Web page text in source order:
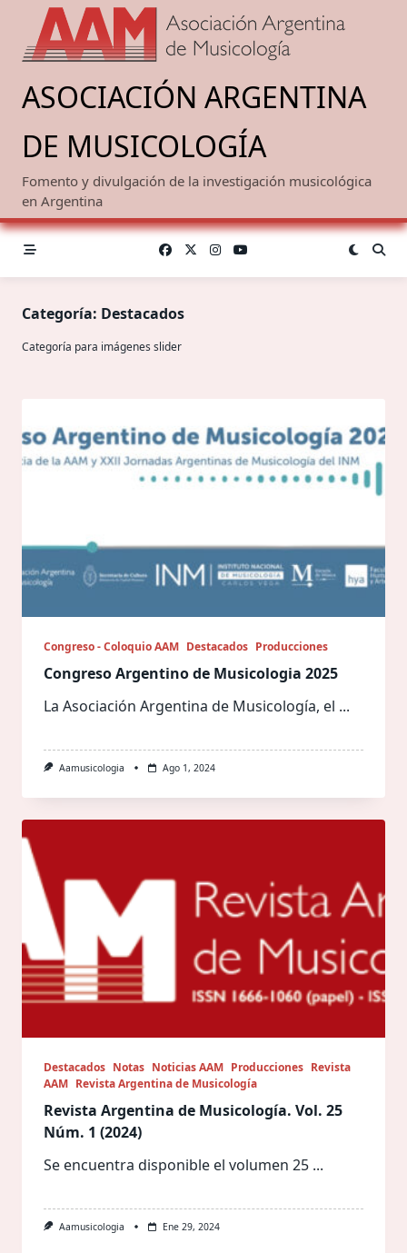
contenido
ASOCIACIÓN ARGENTINA
DE MUSICOLOGÍA
Fomento y divulgación de la investigación musicológica
en Argentina
Categoría: Destacados
Categoría para imágenes slider
Congreso - Coloquio AAM Destacados Producciones
Congreso Argentino de Musicologia 2025
La Asociación Argentina de Musicología, el ...
Aamusicologia Ago 1, 2024
Destacados Notas Noticias AAM Producciones Revista
AAM Revista Argentina de Musicología
Revista Argentina de Musicología. Vol. 25
Núm. 1 (2024)
Se encuentra disponible el volumen 25 ...
Aamusicologia Ene 29, 2024